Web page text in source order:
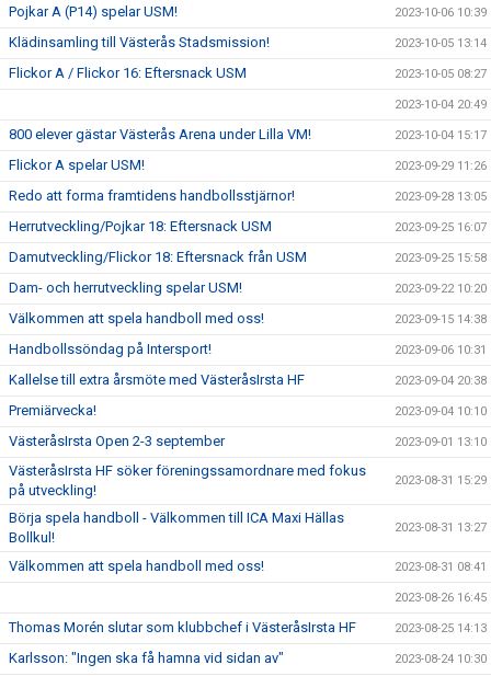
Pojkar A (P14) spelar USM! 2023-10-06 10:39
Klädinsamling till Västerås Stadsmission! 2023-10-05 13:14
Flickor A / Flickor 16: Eftersnack USM 2023-10-05 08:27
2023-10-04 20:49
800 elever gästar Västerås Arena under Lilla VM! 2023-10-04 15:17
Flickor A spelar USM! 2023-09-29 11:26
Redo att forma framtidens handbollsstjärnor! 2023-09-28 13:05
Herrutveckling/Pojkar 18: Eftersnack USM 2023-09-25 16:07
Damutveckling/Flickor 18: Eftersnack från USM 2023-09-25 15:58
Dam- och herrutveckling spelar USM! 2023-09-22 10:20
Välkommen att spela handboll med oss! 2023-09-15 14:38
Handbollssöndag på Intersport! 2023-09-06 10:31
Kallelse till extra årsmöte med VästeråsIrsta HF 2023-09-04 20:38
Premiärvecka! 2023-09-04 10:10
VästeråsIrsta Open 2-3 september 2023-09-01 13:10
VästeråsIrsta HF söker föreningssamordnare med fokus
på utveckling!
2023-08-31 15:29
Börja spela handboll - Välkommen till ICA Maxi Hällas
Bollkul!
2023-08-31 13:27
Välkommen att spela handboll med oss! 2023-08-31 08:41
2023-08-26 16:45
Thomas Morén slutar som klubbchef i VästeråsIrsta HF 2023-08-25 14:13
Karlsson: "Ingen ska få hamna vid sidan av" 2023-08-24 10:30